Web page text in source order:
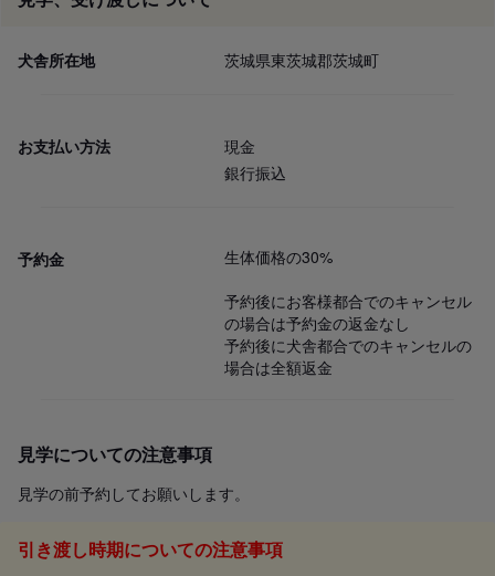
犬舎所在地 茨城県東茨城郡茨城町
お支払い方法
現金
銀行振込
予約金
生体価格の30%
予約後にお客様都合でのキャンセル
の場合は予約金の返金なし
予約後に犬舎都合でのキャンセルの
場合は全額返金
見学についての注意事項
見学の前予約してお願いします。
引き渡し時期についての注意事項